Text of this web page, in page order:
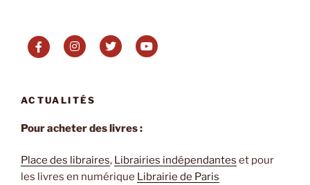
la
joie
ACTUALITÉS
Pour acheter des livres :
Place des libraires, Librairies indépendantes et pour
les livres en numérique Librairie de Paris